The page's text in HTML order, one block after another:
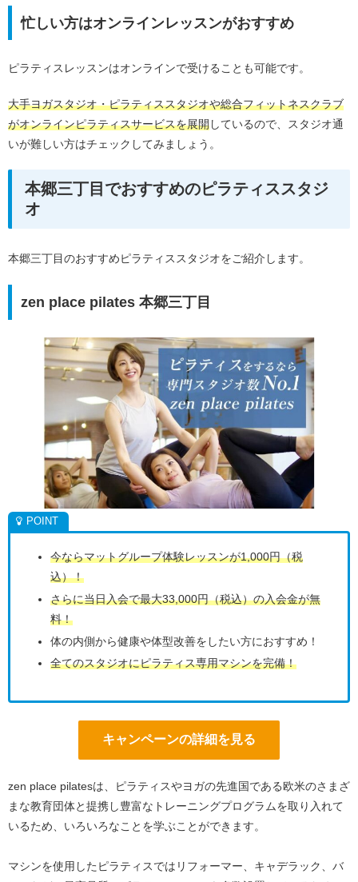
忙しい方はオンラインレッスンがおすすめ
ピラティスレッスンはオンラインで受けることも可能です。
大手ヨガスタジオ・ピラティススタジオや総合フィットネスクラブ
がオンラインピラティスサービスを展開しているので、スタジオ通
いが難しい方はチェックしてみましょう。
本郷三丁目でおすすめのピラティススタジ
オ
本郷三丁目のおすすめピラティススタジオをご紹介します。
zen place pilates 本郷三丁目
今ならマットグループ体験レッスンが1,000円（税
込）！
さらに当日入会で最大33,000円（税込）の入会金が無
料！
体の内側から健康や体型改善をしたい方におすすめ！
全てのスタジオにピラティス専用マシンを完備！
キャンペーンの詳細を見る
zen place pilatesは、ピラティスやヨガの先進国である欧米のさまざ
まな教育団体と提携し豊富なトレーニングプログラムを取り入れて
いるため、いろいろなことを学ぶことができます。
マシンを使用したピラティスではリフォーマー、キャデラック、バ